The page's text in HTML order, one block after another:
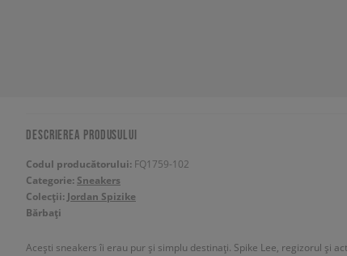
DESCRIEREA PRODUSULUI
Codul producătorului: FQ1759-102
Categorie: Sneakers
Colecții: Jordan Spizike
Bărbați
Acești sneakers îi erau pur și simplu destinați. Spike Lee, regizorul și